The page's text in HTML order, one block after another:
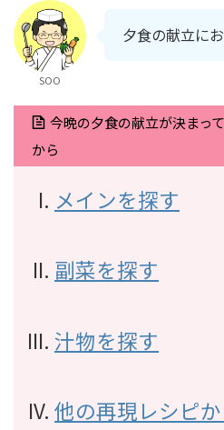
SOO
夕食の献立に
今晩の夕食の献立が決まっ
から
メインを探す
副菜を探す
汁物を探す
他の再現レシピ